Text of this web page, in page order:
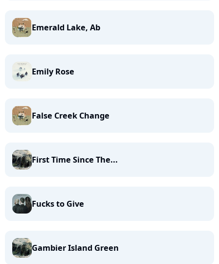
Emerald Lake, Ab
Emily Rose
False Creek Change
First Time Since The...
Fucks to Give
Gambier Island Green